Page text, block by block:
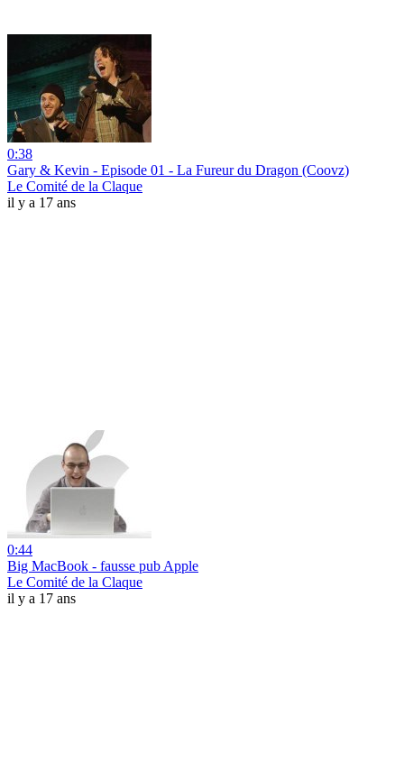
0:38
Gary & Kevin - Episode 01 - La Fureur du Dragon (Coovz)
Le Comité de la Claque
il y a 17 ans
0:44
Big MacBook - fausse pub Apple
Le Comité de la Claque
il y a 17 ans